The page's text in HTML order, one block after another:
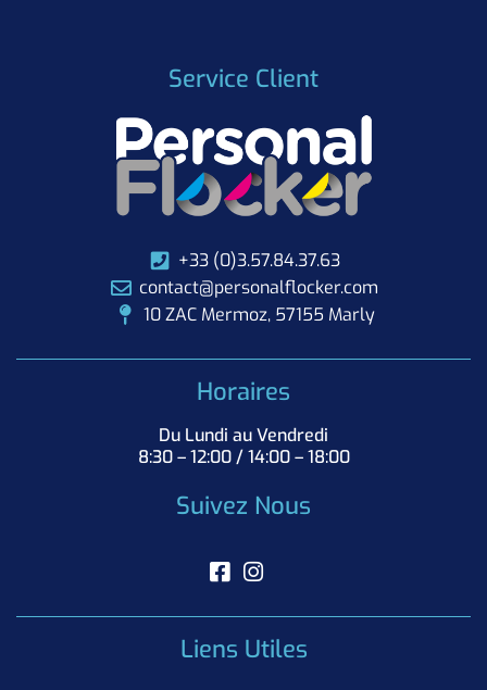
Service Client
+33 (0)3.57.84.37.63
contact@personalflocker.com
10 ZAC Mermoz, 57155 Marly
Horaires
Du Lundi au Vendredi
8:30 – 12:00 / 14:00 – 18:00
Suivez Nous
Liens Utiles